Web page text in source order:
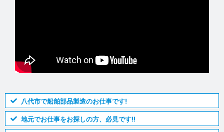
八代市で船舶部品製造のお仕事です!
地元でお仕事をお探しの方、必見です!!